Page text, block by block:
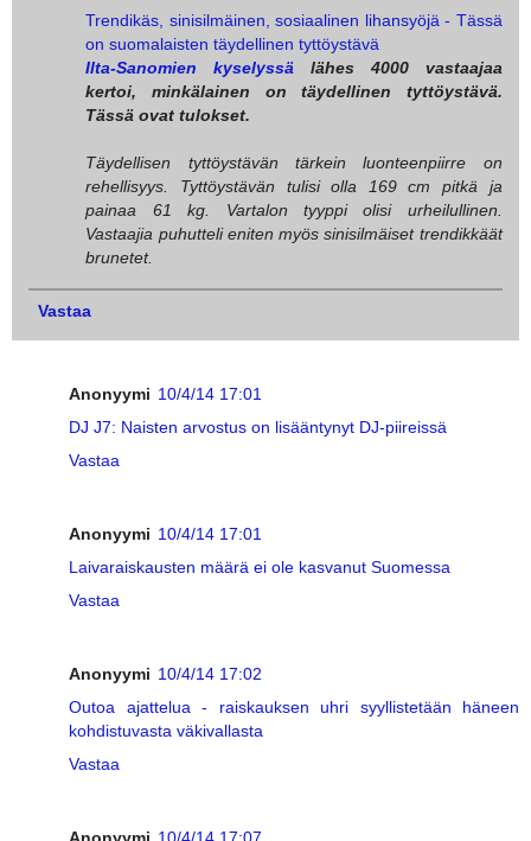
Trendikäs, sinisilmäinen, sosiaalinen lihansyöjä - Tässä
on suomalaisten täydellinen tyttöystävä
Ilta-Sanomien kyselyssä lähes 4000 vastaajaa
kertoi, minkälainen on täydellinen tyttöystävä.
Tässä ovat tulokset.
Täydellisen tyttöystävän tärkein luonteenpiirre on
rehellisyys. Tyttöystävän tulisi olla 169 cm pitkä ja
painaa 61 kg. Vartalon tyyppi olisi urheilullinen.
Vastaajia puhutteli eniten myös sinisilmäiset trendikkäät
brunetet.
Vastaa
Anonyymi 10/4/14 17:01
DJ J7: Naisten arvostus on lisääntynyt DJ-piireissä
Vastaa
Anonyymi 10/4/14 17:01
Laivaraiskausten määrä ei ole kasvanut Suomessa
Vastaa
Anonyymi 10/4/14 17:02
Outoa ajattelua - raiskauksen uhri syyllistetään häneen
kohdistuvasta väkivallasta
Vastaa